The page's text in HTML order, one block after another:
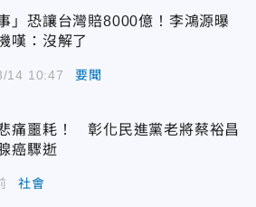
事」恐讓台灣賠8000億！李鴻源曝
嘆：沒解了
14 10:47 要聞
痛噩耗！ 彰化民進黨老將蔡裕昌
癌驟逝
社會